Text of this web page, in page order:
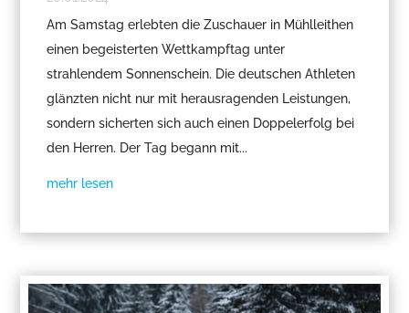
Am Samstag erlebten die Zuschauer in Mühlleithen
einen begeisterten Wettkampftag unter
strahlendem Sonnenschein. Die deutschen Athleten
glänzten nicht nur mit herausragenden Leistungen,
sondern sicherten sich auch einen Doppelerfolg bei
den Herren. Der Tag begann mit...
mehr lesen